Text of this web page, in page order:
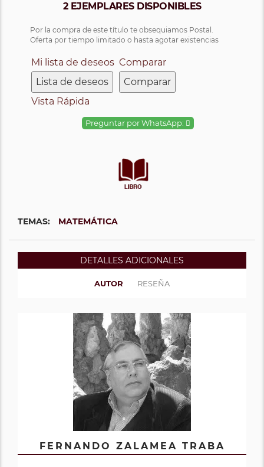
2 EJEMPLARES DISPONIBLES
Por la compra de este título te obsequiamos Postal.
Oferta por tiempo limitado o hasta agotar existencias
Mi lista de deseos
Lista de deseos
Comparar
Comparar
Vista Rápida
Preguntar por WhatsApp:
TEMAS: MATEMÁTICA
DETALLES ADICIONALES
AUTOR RESEÑA
FERNANDO ZALAMEA TRABA